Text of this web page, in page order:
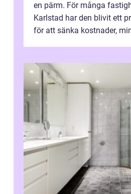
en pärm. För många
Karlstad har den blivit ett
för att sänka kostnader,